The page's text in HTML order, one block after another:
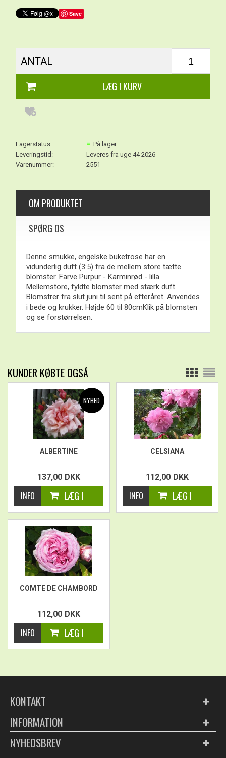
Save
ANTAL
På lager
Lagerstatus:
Leveres fra uge 44 2026
Leveringstid:
2551
Varenummer:
OM PRODUKTET
SPØRG OS
Denne smukke, engelske buketrose har en
vidunderlig duft (3:5) fra de mellem store tætte
blomster. Farve Purpur - Karminrød - lilla.
Mellemstore, fyldte blomster med stærk duft.
Blomstrer fra slut juni til sent på efteråret. Anvendes
i bede og krukker. Højde 60 til 80cmKlik på blomsten
og se forstørrelsen.
KUNDER KØBTE OGSÅ
ALBERTINE
137,00 DKK
CELSIANA
112,00 DKK
COMTE DE CHAMBORD
112,00 DKK
KONTAKT
INFORMATION
NYHEDSBREV